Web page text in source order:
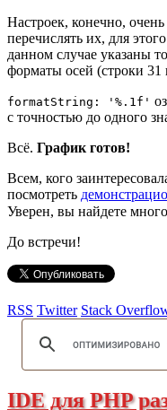
Настроек, конечно,
перечислять их, для
данном случае указаны
форматы осей (строки 31
formatString: '%.1f'
с точностью до одного
Всё. График готов!
Всем, кого
посмотреть
Уверен, вы найдете
До встречи!
RSS Twitter Stack
IDE для PHP